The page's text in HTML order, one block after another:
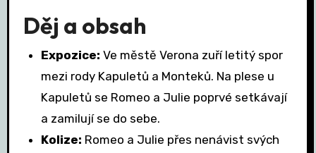
Děj a obsah
Expozice: Ve městě Verona zuří letitý spor
mezi rody Kapuletů a Monteků. Na plese u
Kapuletů se Romeo a Julie poprvé setkávají
a zamilují se do sebe.
Kolize: Romeo a Julie přes nenávist svých